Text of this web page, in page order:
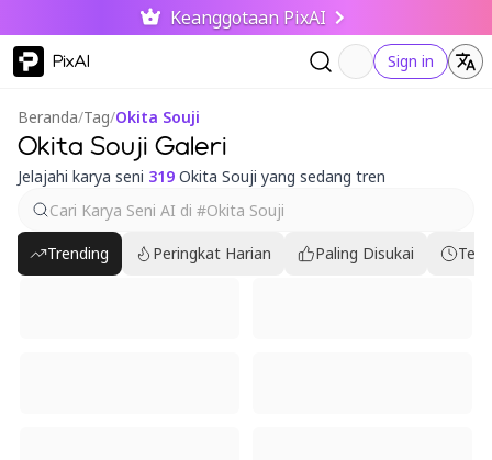
Keanggotaan PixAI
PixAI Sign in
Beranda/Tag/Okita Souji
Okita Souji Galeri
Jelajahi karya seni 319 Okita Souji yang sedang tren
Trending Peringkat Harian Paling Disukai